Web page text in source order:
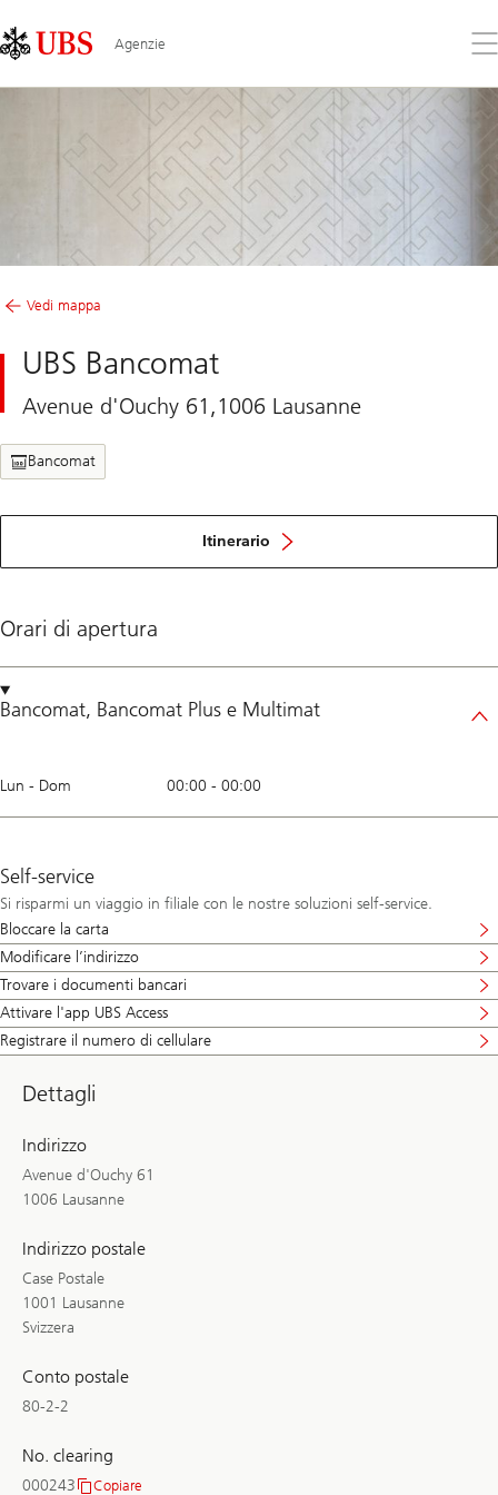
Links
Area
Agenzie
il
Vedi mappa
UBS Bancomat
Avenue d'Ouchy 61,1006 Lausanne
Bancomat
Itinerario
Orari di apertura
Bancomat, Bancomat Plus e Multimat
Lun - Dom 00:00 - 00:00
Self-service
Si risparmi un viaggio in filiale con le nostre soluzioni self-service.
Bloccare la carta
Modificare l’indirizzo
Trovare i documenti bancari
Attivare l'app UBS Access
Registrare il numero di cellulare
Dettagli
Indirizzo
Avenue d'Ouchy 61
1006 Lausanne
Indirizzo postale
Case Postale
1001 Lausanne
Svizzera
Conto postale
80-2-2
No. clearing
000243
Copiare